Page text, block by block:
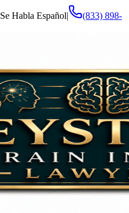
Se Habla Español|
(833) 898-